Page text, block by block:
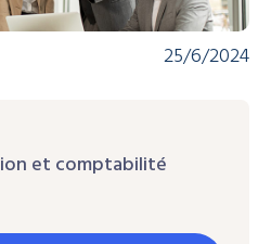
25/6/2024
et comptabilité